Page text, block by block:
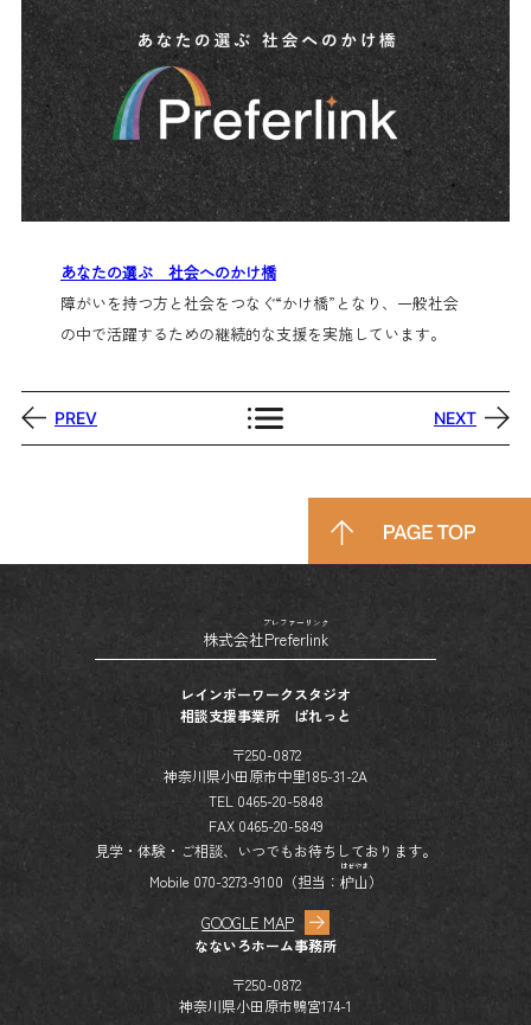
あなたの選ぶ 社会へのかけ橋
障がいを持つ方と社会をつなぐ“かけ橋”となり、一般社会
の中で活躍するための継続的な支援を実施しています。
PREV NEXT
株式会社Preferlink
プレファーリンク
レインボーワークスタジオ
相談支援事業所 ぱれっと
〒250-0872
神奈川県小田原市中里185-31-2A
TEL 0465-20-5848
FAX 0465-20-5849
見学・体験・ご相談、いつでもお待ちしております。
Mobile 070-3273-9100（担当： 枦山
はぜやま
）
GOOGLE MAP
なないろホーム事務所
〒250-0872
神奈川県小田原市鴨宮174-1